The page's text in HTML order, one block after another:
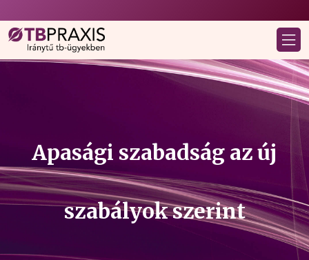
Apasági szabadság az új
szabályok szerint